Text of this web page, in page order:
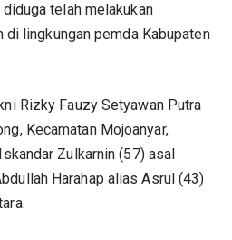
telah melakukan
di lingkungan pemda Kabupaten
Rizky Fauzy Setyawan Putra
Kecamatan Mojoanyar,
Zulkarnin (57) asal
Harahap alias Asrul (43)